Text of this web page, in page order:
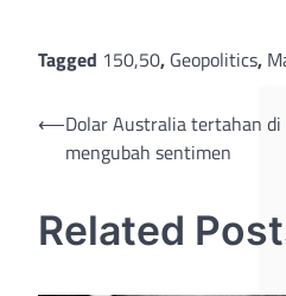
Tagged 150,50, Geopolitics,
Post
navigation
⟵Dolar Australia tertahan di
mengubah sentimen
Related